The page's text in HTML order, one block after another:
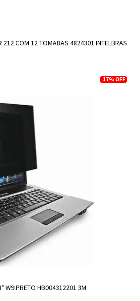
212 COM 12 TOMADAS 4824301 INTELBRAS
17% OFF
W9 PRETO HB004312201 3M